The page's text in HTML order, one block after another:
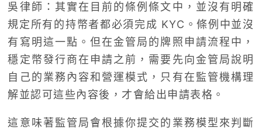
吳律師：其實在目前的條例條文中，並沒有明確
規定所有的持幣者都必須完成 KYC。條例中並沒
有寫明這一點。但在金管局的牌照申請流程中，
穩定幣發行商在申請之前，需要先向金管局說明
自己的業務內容和營運模式，只有在監管機構理
解並認可這些內容後，才會給出申請表格。
這意味著監管局會根據你提交的業務模型來判斷